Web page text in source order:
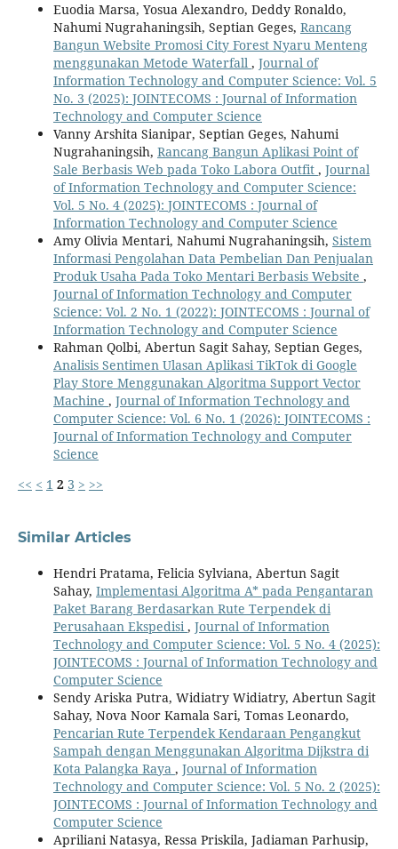
Euodia Marsa, Yosua Alexandro, Deddy Ronaldo,
Nahumi Nugrahaningsih, Septian Geges, Rancang
Bangun Website Promosi City Forest Nyaru Menteng
menggunakan Metode Waterfall , Journal of
Information Technology and Computer Science: Vol. 5
No. 3 (2025): JOINTECOMS : Journal of Information
Technology and Computer Science
Vanny Arshita Sianipar, Septian Geges, Nahumi
Nugrahaningsih, Rancang Bangun Aplikasi Point of
Sale Berbasis Web pada Toko Labora Outfit , Journal
of Information Technology and Computer Science:
Vol. 5 No. 4 (2025): JOINTECOMS : Journal of
Information Technology and Computer Science
Amy Olivia Mentari, Nahumi Nugrahaningsih, Sistem
Informasi Pengolahan Data Pembelian Dan Penjualan
Produk Usaha Pada Toko Mentari Berbasis Website ,
Journal of Information Technology and Computer
Science: Vol. 2 No. 1 (2022): JOINTECOMS : Journal of
Information Technology and Computer Science
Rahman Qolbi, Abertun Sagit Sahay, Septian Geges,
Analisis Sentimen Ulasan Aplikasi TikTok di Google
Play Store Menggunakan Algoritma Support Vector
Machine , Journal of Information Technology and
Computer Science: Vol. 6 No. 1 (2026): JOINTECOMS :
Journal of Information Technology and Computer
Science
<< < 1 2 3 > >>
Similar Articles
Hendri Pratama, Felicia Sylviana, Abertun Sagit
Sahay, Implementasi Algoritma A* pada Pengantaran
Paket Barang Berdasarkan Rute Terpendek di
Perusahaan Ekspedisi, Journal of Information
Technology and Computer Science: Vol. 5 No. 4 (2025):
JOINTECOMS : Journal of Information Technology and
Computer Science
Sendy Ariska Putra, Widiatry Widiatry, Abertun Sagit
Sahay, Nova Noor Kamala Sari, Tomas Leonardo,
Pencarian Rute Terpendek Kendaraan Pengangkut
Sampah dengan Menggunakan Algoritma Dijkstra di
Kota Palangka Raya , Journal of Information
Technology and Computer Science: Vol. 5 No. 2 (2025):
JOINTECOMS : Journal of Information Technology and
Computer Science
Apriliani Natasya, Ressa Priskila, Jadiaman Parhusip,